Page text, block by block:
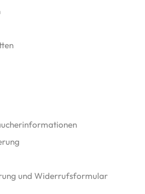
und Widerrufsformular